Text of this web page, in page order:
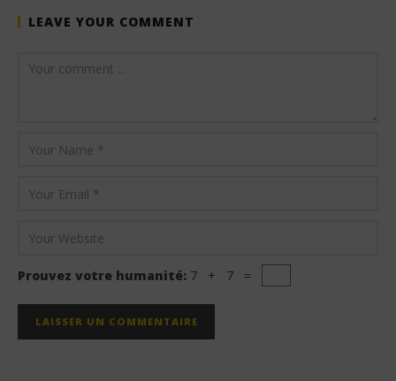
LEAVE YOUR COMMENT
Prouvez votre humanité: 7 + 7 =